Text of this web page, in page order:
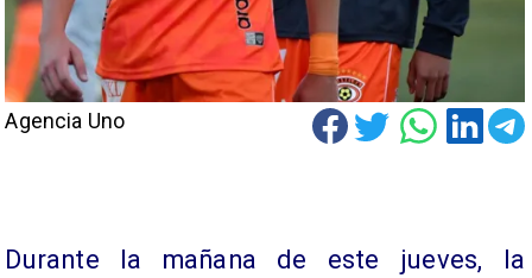
Agencia Uno
Durante la mañana de este jueves, la